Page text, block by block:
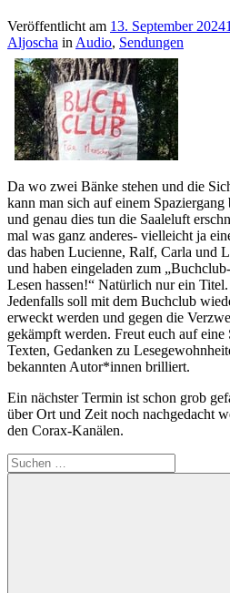
Veröffentlicht am 13. September 2024
Aljoscha in Audio, Sendungen
Da wo zwei Bänke stehen und die
kann man sich auf einem
und genau dies tun die Saaleluft
mal was ganz anderes- vielleicht ja
das haben Lucienne, Ralf, Carla und
und haben eingeladen zum
Lesen hassen!“ Natürlich nur ein
Jedenfalls soll mit dem Buchclub
erweckt werden und gegen die
gekämpft werden. Freut euch auf
Texten, Gedanken zu
bekannten Autor*innen brilliert.
Ein nächster Termin ist schon grob
über Ort und Zeit noch nachgedacht
den Corax-Kanälen.
Suche
nach: